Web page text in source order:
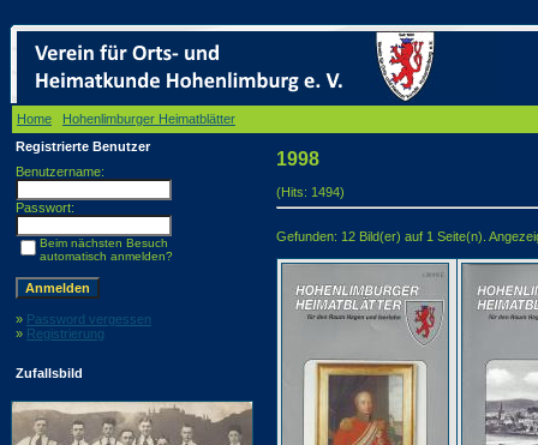
Home Hohenlimburger Heimatblätter
Registrierte Benutzer
Benutzername:
Passwort:
Beim nächsten Besuch
automatisch anmelden?
» Password vergessen
» Registrierung
Zufallsbild
1998
(Hits: 1494)
Gefunden: 12 Bild(er) auf 1 Seite(n).